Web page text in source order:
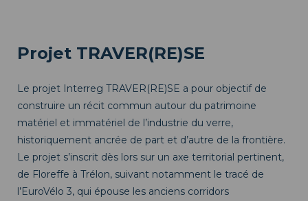
Projet TRAVER(RE)SE
Le projet Interreg TRAVER(RE)SE a pour objectif de
construire un récit commun autour du patrimoine
matériel et immatériel de l’industrie du verre,
historiquement ancrée de part et d’autre de la frontière.
Le projet s’inscrit dès lors sur un axe territorial pertinent,
de Floreffe à Trélon, suivant notamment le tracé de
l’EuroVélo 3, qui épouse les anciens corridors